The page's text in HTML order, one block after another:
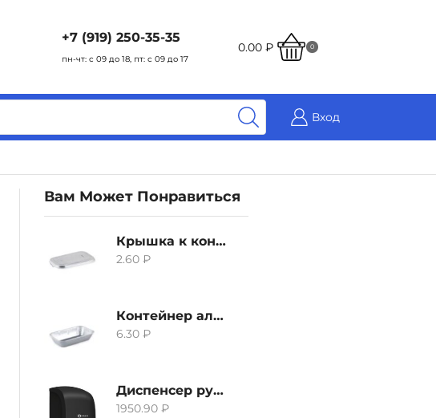
+7 (919) 250-35-35
пн-чт: с 09 до 18, пт: с 09 до 17
0.00 ₽ 0
Вход
Вам Может Понравиться
Крышка к контейнеру алюминиевого 380мл
2.60₽
Контейнер алюминиевый 380мл
6.30₽
Диспенсер ручной для жидкого мыла Grass IT-0638, черный
1950.90₽